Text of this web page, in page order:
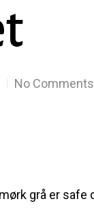
No Comments
grå er safe